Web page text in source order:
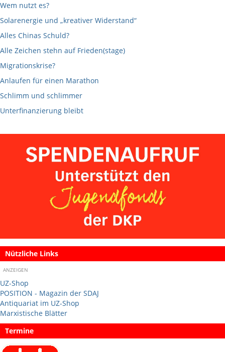
Wem nutzt es?
Solarenergie und „kreativer Widerstand“
Alles Chinas Schuld?
Alle Zeichen stehn auf Frieden(stage)
Migrationskrise?
Anlaufen für einen Marathon
Schlimm und schlimmer
Unterfinanzierung bleibt
Nützliche Links
ANZEIGEN
UZ-Shop
POSITION - Magazin der SDAJ
Antiquariat im UZ-Shop
Marxistische Blätter
Termine